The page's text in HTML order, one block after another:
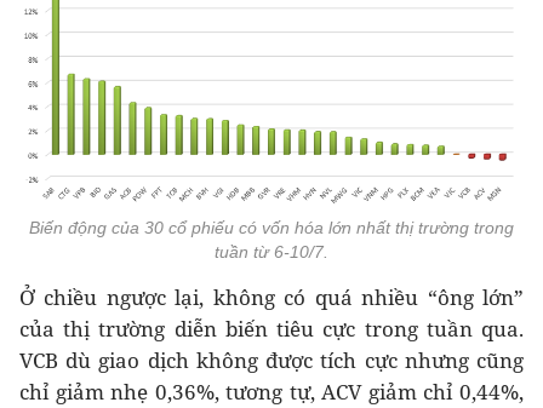
Biến động của 30 cổ phiếu có vốn hóa lớn nhất thị trường trong
tuần từ 6-10/7.
Ở chiều ngược lại, không có quá nhiều “ông lớn”
của thị trường diễn biến tiêu cực trong tuần qua.
VCB dù giao dịch không được tích cực nhưng cũng
chỉ giảm nhẹ 0,36%, tương tự, ACV giảm chỉ 0,44%,